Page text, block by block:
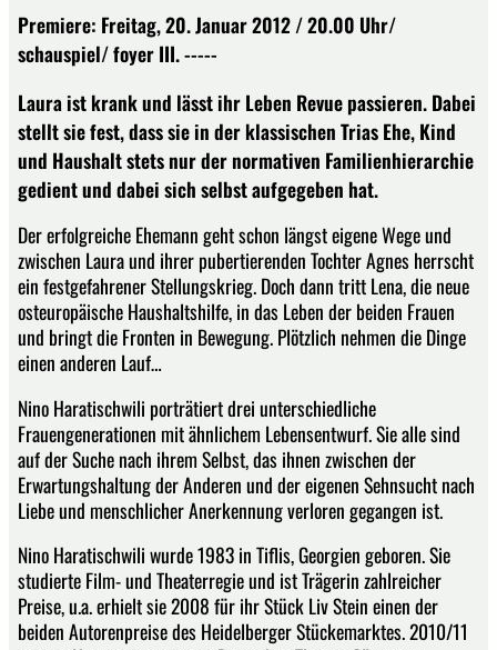
Premiere: Freitag, 20. Januar 2012 / 20.00 Uhr/
schauspiel/ foyer III. -----
Laura ist krank und lässt ihr Leben Revue passieren. Dabei
stellt sie fest, dass sie in der klassischen Trias Ehe, Kind
und Haushalt stets nur der normativen Familienhierarchie
gedient und dabei sich selbst aufgegeben hat.
Der erfolgreiche Ehemann geht schon längst eigene Wege und
zwischen Laura und ihrer pubertierenden Tochter Agnes herrscht
ein festgefahrener Stellungskrieg. Doch dann tritt Lena, die neue
osteuropäische Haushaltshilfe, in das Leben der beiden Frauen
und bringt die Fronten in Bewegung. Plötzlich nehmen die Dinge
einen anderen Lauf…
Nino Haratischwili porträtiert drei unterschiedliche
Frauengenerationen mit ähnlichem Lebensentwurf. Sie alle sind
auf der Suche nach ihrem Selbst, das ihnen zwischen der
Erwartungshaltung der Anderen und der eigenen Sehnsucht nach
Liebe und menschlicher Anerkennung verloren gegangen ist.
Nino Haratischwili wurde 1983 in Tiflis, Georgien geboren. Sie
studierte Film- und Theaterregie und ist Trägerin zahlreicher
Preise, u.a. erhielt sie 2008 für ihr Stück Liv Stein einen der
beiden Autorenpreise des Heidelberger Stückemarktes. 2010/11